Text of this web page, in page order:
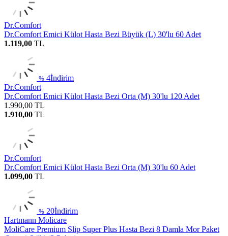
Dr.Comfort
Dr.Comfort Emici Külot Hasta Bezi Büyük (L) 30'lu 60 Adet
1.119,00 TL
% 4İndirim
Dr.Comfort
Dr.Comfort Emici Külot Hasta Bezi Orta (M) 30'lu 120 Adet
1.990,00 TL
1.910,00 TL
Dr.Comfort
Dr.Comfort Emici Külot Hasta Bezi Orta (M) 30'lu 60 Adet
1.099,00 TL
% 20İndirim
Hartmann Molicare
MoliCare Premium Slip Super Plus Hasta Bezi 8 Damla Mor Paket